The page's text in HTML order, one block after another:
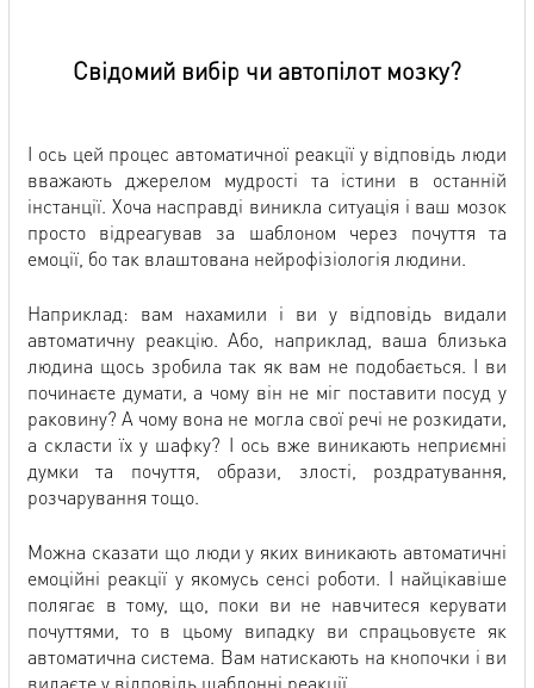
Свідомий вибір чи автопілот мозку?
І ось цей процес автоматичної реакції у відповідь люди
вважають джерелом мудрості та істини в останній
інстанції. Хоча насправді виникла ситуація і ваш мозок
просто відреагував за шаблоном через почуття та
емоції, бо так влаштована нейрофізіологія людини.
Наприклад: вам нахамили і ви у відповідь видали
автоматичну реакцію. Або, наприклад, ваша близька
людина щось зробила так як вам не подобається. І ви
починаєте думати, а чому він не міг поставити посуд у
раковину? А чому вона не могла свої речі не розкидати,
а скласти їх у шафку? І ось вже виникають неприємні
думки та почуття, образи, злості, роздратування,
розчарування тощо.
Можна сказати що люди у яких виникають автоматичні
емоційні реакції у якомусь сенсі роботи. І найцікавіше
полягає в тому, що, поки ви не навчитеся керувати
почуттями, то в цьому випадку ви спрацьовуєте як
автоматична система. Вам натискають на кнопочки і ви
видаєте у відповідь шаблонні реакції.